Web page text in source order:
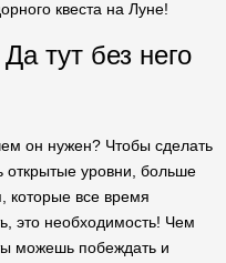
квеста на Луне!
тут без него
он нужен? Чтобы сделать
открытые уровни, больше
которые все время
это необходимость! Чем
можешь побеждать и